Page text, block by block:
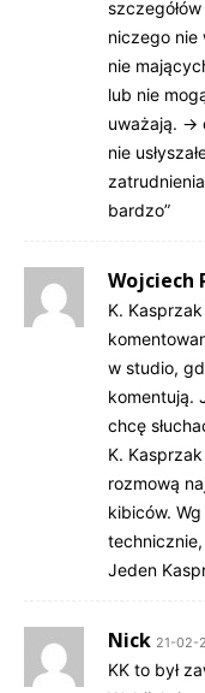
niczego nie
nie
lub nie
uważają. ->
nie
bardzo”
Wojciech
K.
w studio,
komentują.
chcę
K.
rozmową
kibiców.
Jeden
Nick 21-02-
KK to był